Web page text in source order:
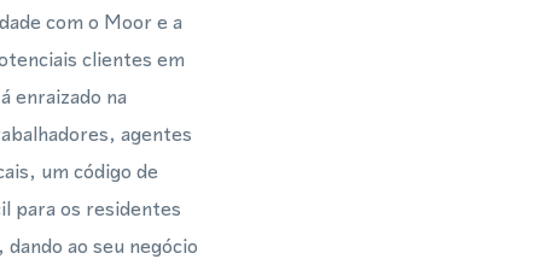
com o Moor e a
clientes em
enraizado na
agentes
um código de
para os residentes
ao seu negócio